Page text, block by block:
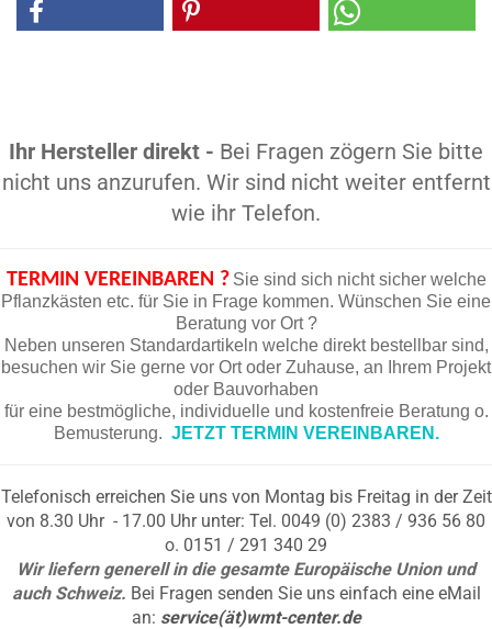
Ihr Hersteller direkt - Bei Fragen zögern Sie bitte
nicht uns anzurufen. Wir sind nicht weiter entfernt
wie ihr Telefon.
TERMIN VEREINBAREN ? Sie sind sich nicht sicher welche
Pflanzkästen etc. für Sie in Frage kommen. Wünschen Sie eine
Beratung vor Ort ?
Neben unseren Standardartikeln welche direkt bestellbar sind,
besuchen wir Sie gerne vor Ort oder Zuhause, an Ihrem Projekt
oder Bauvorhaben
für eine bestmögliche, individuelle und kostenfreie Beratung o.
Bemusterung. JETZT TERMIN VEREINBAREN.
Telefonisch erreichen Sie uns von Montag bis Freitag in der Zeit
von 8.30 Uhr - 17.00 Uhr unter: Tel. 0049 (0) 2383 / 936 56 80
o. 0151 / 291 340 29
Wir liefern generell in die gesamte Europäische Union und
auch Schweiz. Bei Fragen senden Sie uns einfach eine eMail
an: service(ät)wmt-center.de